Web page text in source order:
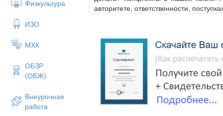
Физкультура
ИЗО
МХК
ОБЗР
(ОБЖ)
Внеурочная
работа
авторитете, ответственности,
Эпиграф.
Мы с вами уже говорили о том, что
как на ваш взгляд, возможна ли
утопия, фантастика?(Нет
конфликтов. Конфликты большие
жизни всегда).